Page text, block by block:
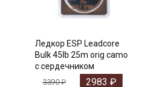
Ледкор ESP Leadcore
Bulk 45lb 25m orig camo
с сердечником
3390₽ 2983 ₽